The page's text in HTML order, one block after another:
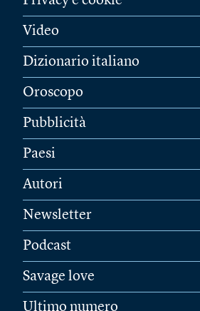
Video
Dizionario italiano
Oroscopo
Pubblicità
Paesi
Autori
Newsletter
Podcast
Savage love
Ultimo numero